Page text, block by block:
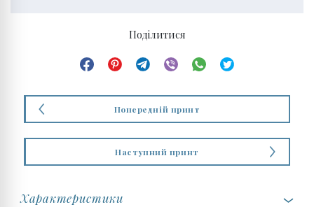
Поділитися
Попередній принт
Наступний принт
Характеристики